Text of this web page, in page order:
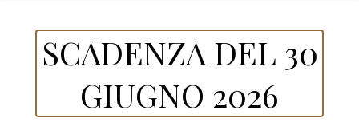
SCADENZA DEL 30
GIUGNO 2026